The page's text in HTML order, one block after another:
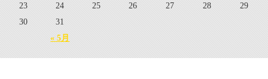
« 5月
23
24 25 26 27 28
29
30
31